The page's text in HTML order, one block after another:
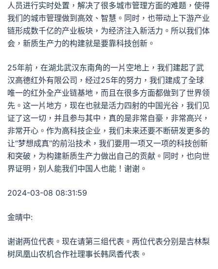
人员进行实时处置，解决了很多城市管理方面的难题，使得
我们的城市管理做到高效、智慧。同时，也带动上下游产业
链形成数千亿的产业板块，为经济注入新活力。所以我们体
会，新质生产力的构建就是要靠科技创新。
25年前，在湖北武汉东南角的一片空地上，我们建起了武
汉高德红外有限公司，经过25年的努力，我们建成了全球
唯一的红外全产业链基地，而且在很多方面都做到了世界领
先。这一片地方，现在也就是活力四射的中国光谷，我们见
证了这一切，并且参与其中，真的是非常自豪，非常高兴，
非常开心。作为高科技企业，我们未来还要不断研发更多的
让“梦想成真”的前沿技术，我们要用一项又一项的科技创新
和突破，为构建新质生产力做出自己的贡献。同时，也向世
界证明，别人能我们中国人也能！谢谢。
2024-03-08 08:31:59
金晴中:
谢谢两位代表。现在请第三组代表。两位代表分别是吉林梨
树凤凰山农机合作社理事长韩凤香代表。